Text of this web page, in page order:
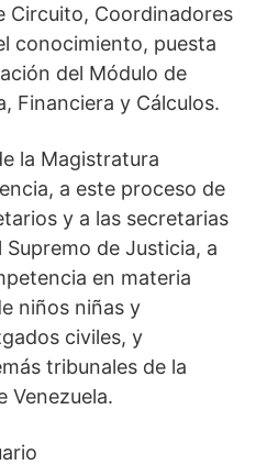
Circuito, Coordinadores
conocimiento, puesta
del Módulo de
Financiera y Cálculos.
la Magistratura
a este proceso de
y a las secretarias
Supremo de Justicia, a
en materia
niños niñas y
civiles, y
tribunales de la
Venezuela.